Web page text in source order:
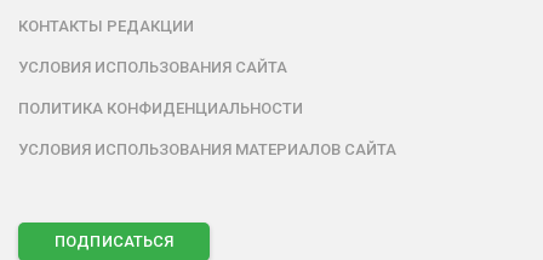
КОНТАКТЫ РЕДАКЦИИ
УСЛОВИЯ ИСПОЛЬЗОВАНИЯ САЙТА
ПОЛИТИКА КОНФИДЕНЦИАЛЬНОСТИ
УСЛОВИЯ ИСПОЛЬЗОВАНИЯ МАТЕРИАЛОВ САЙТА
ПОДПИСАТЬСЯ